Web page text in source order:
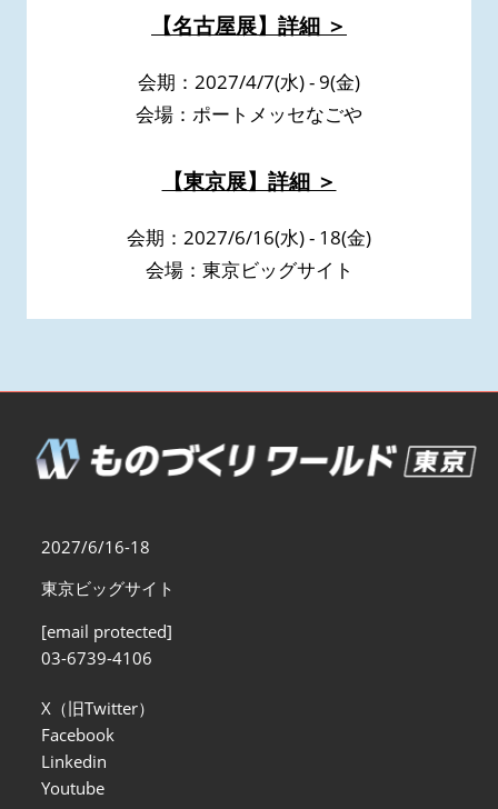
【名古屋展】詳細 ＞
会期：2027/4/7(水) - 9(金)
会場：ポートメッセなごや
【東京展】詳細 ＞
会期：2027/6/16(水) - 18(金)
会場：東京ビッグサイト
2027/6/16-18
東京ビッグサイト
[email protected]
03-6739-4106
X（旧Twitter）
Facebook
Linkedin
Youtube